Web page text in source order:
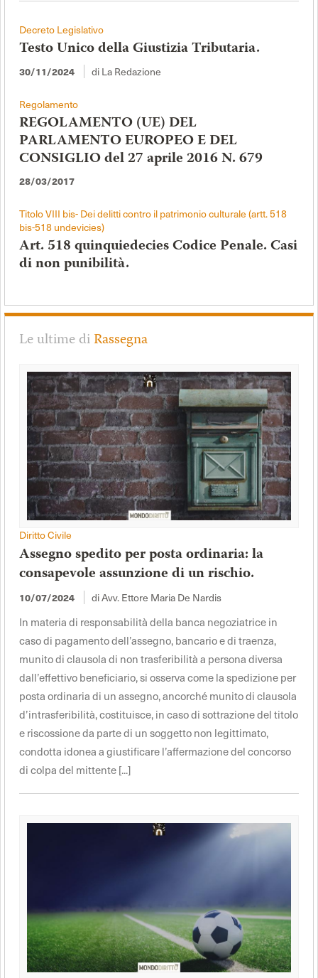
Decreto Legislativo
Testo Unico della Giustizia Tributaria.
30/11/2024 di La Redazione
Regolamento
REGOLAMENTO (UE) DEL
PARLAMENTO EUROPEO E DEL
CONSIGLIO del 27 aprile 2016 N. 679
28/03/2017
Titolo VIII bis- Dei delitti contro il patrimonio culturale (artt. 518
bis-518 undevicies)
Art. 518 quinquiedecies Codice Penale. Casi
di non punibilità.
Le ultime diRassegna
Diritto Civile
Assegno spedito per posta ordinaria: la
consapevole assunzione di un rischio.
10/07/2024 di Avv. Ettore Maria De Nardis
In materia di responsabilità della banca negoziatrice in
caso di pagamento dell’assegno, bancario e di traenza,
munito di clausola di non trasferibilità a persona diversa
dall’effettivo beneficiario, si osserva come la spedizione per
posta ordinaria di un assegno, ancorché munito di clausola
d’intrasferibilità, costituisce, in caso di sottrazione del titolo
e riscossione da parte di un soggetto non legittimato,
condotta idonea a giustificare l’affermazione del concorso
di colpa del mittente [...]